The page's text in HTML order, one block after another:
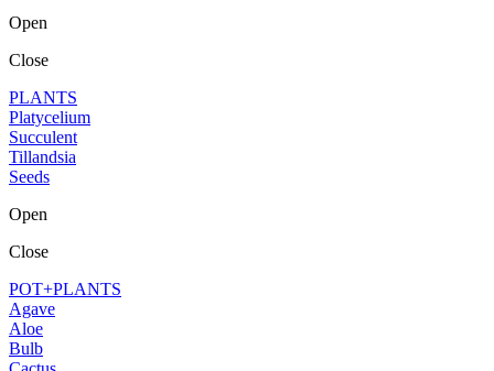
Open
Close
PLANTS
Platycelium
Succulent
Tillandsia
Seeds
Open
Close
POT+PLANTS
Agave
Aloe
Bulb